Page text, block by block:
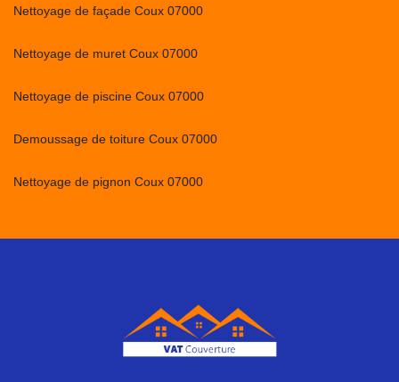
Nettoyage de façade Coux 07000
Nettoyage de muret Coux 07000
Nettoyage de piscine Coux 07000
Demoussage de toiture Coux 07000
Nettoyage de pignon Coux 07000